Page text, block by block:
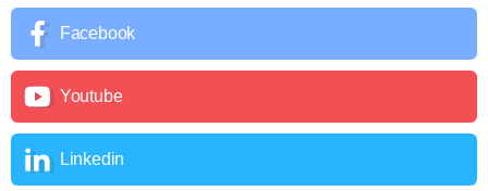
Facebook
Youtube
Linkedin